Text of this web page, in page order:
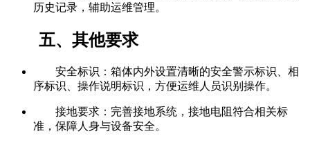
历史记录，辅助运维管理。
五、其他要求
安全标识：箱体内外设置清晰的安全警示标识、相
序标识、操作说明标识，方便运维人员识别操作。
接地要求：完善接地系统，接地电阻符合相关标
准，保障人身与设备安全。